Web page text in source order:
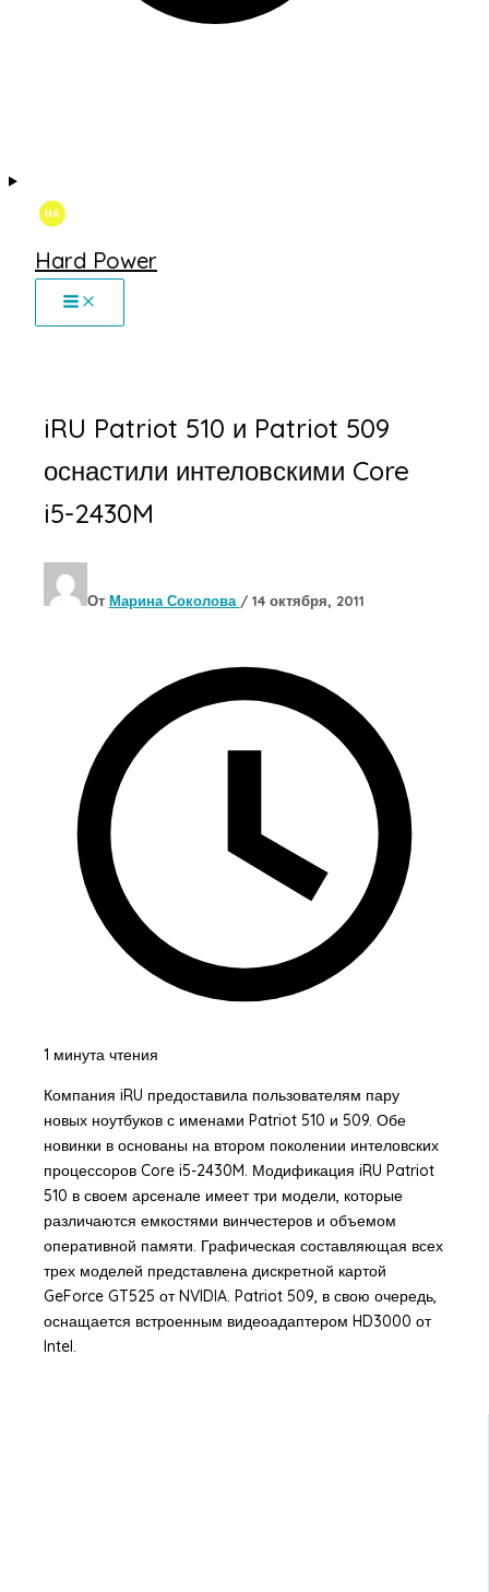
Hard Power
iRU Patriot 510 и Patriot 509
оснастили интеловскими Core
i5-2430M
От Марина Соколова / 14 октября, 2011
1 минута чтения
Компания iRU предоставила пользователям пару
новых ноутбуков с именами Patriot 510 и 509. Обе
новинки в основаны на втором поколении интеловских
процессоров Core i5-2430M. Модификация iRU Patriot
510 в своем арсенале имеет три модели, которые
различаются емкостями винчестеров и объемом
оперативной памяти. Графическая составляющая всех
трех моделей представлена дискретной картой
GeForce GT525 от NVIDIA. Patriot 509, в свою очередь,
оснащается встроенным видеоадаптером HD3000 от
Intel.